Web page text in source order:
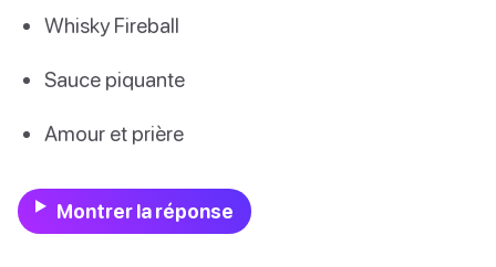
Whisky Fireball
Sauce piquante
Amour et prière
Montrer la réponse